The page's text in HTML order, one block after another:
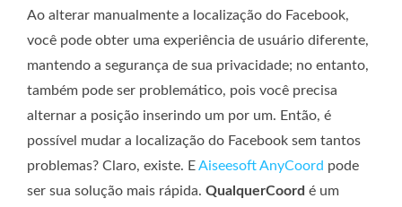
Ao alterar manualmente a localização do Facebook,
você pode obter uma experiência de usuário diferente,
mantendo a segurança de sua privacidade; no entanto,
também pode ser problemático, pois você precisa
alternar a posição inserindo um por um. Então, é
possível mudar a localização do Facebook sem tantos
problemas? Claro, existe. EAiseesoft AnyCoord pode
ser sua solução mais rápida. QualquerCoord é um